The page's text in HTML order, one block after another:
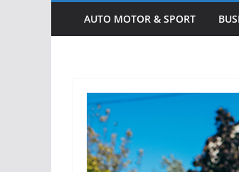
AUTO MOTOR & SPORT